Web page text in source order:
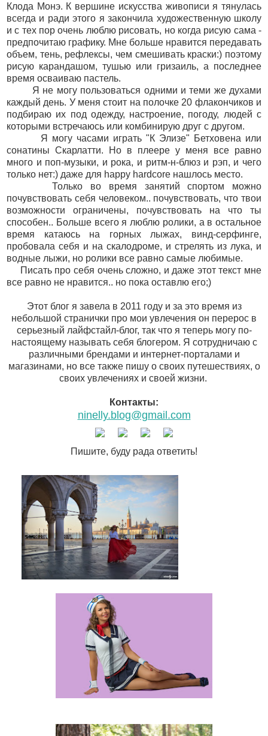
Клода Монэ. К вершине искусства живописи я тянулась
всегда и ради этого я закончила художественную школу
и с тех пор очень люблю рисовать, но когда рисую сама -
предпочитаю графику. Мне больше нравится передавать
объем, тень, рефлексы, чем смешивать краски:) поэтому
рисую карандашом, тушью или гризаиль, а последнее
время осваиваю пастель.
Я не могу пользоваться одними и теми же духами
каждый день. У меня стоит на полочке 20 флакончиков и
подбираю их под одежду, настроение, погоду, людей с
которыми встречаюсь или комбинирую друг с другом.
Я могу часами играть "К Элизе" Бетховена или
сонатины Скарлатти. Но в плеере у меня все равно
много и поп-музыки, и рока, и ритм-н-блюз и рэп, и чего
только нет:) даже для happy hardcore нашлось место.
Только во время занятий спортом можно
почувствовать себя человеком.. почувствовать, что твои
возможности ограничены, почувствовать на что ты
способен.. Больше всего я люблю ролики, а в остальное
время катаюсь на горных лыжах, винд-серфинге,
пробовала себя и на скалодроме, и стрелять из лука, и
водные лыжи, но ролики все равно самые любимые.
Писать про себя очень сложно, и даже этот текст мне
все равно не нравится.. но пока оставлю его;)
Этот блог я завела в 2011 году и за это время из
небольшой странички про мои увлечения он перерос в
серьезный лайфстайл-блог, так что я теперь могу по-
настоящему называть себя блогером. Я сотрудничаю с
различными брендами и интернет-порталами и
магазинами, но все также пишу о своих путешествиях, о
своих увлечениях и своей жизни.
Контакты:
ninelly.blog@gmail.com
Пишите, буду рада ответить!